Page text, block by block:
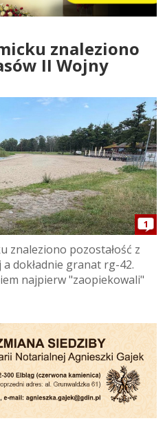
znaleziono
II Wojny
1
znaleziono pozostałość z
dokładnie granat rg-42.
najpierw "zaopiekowali"